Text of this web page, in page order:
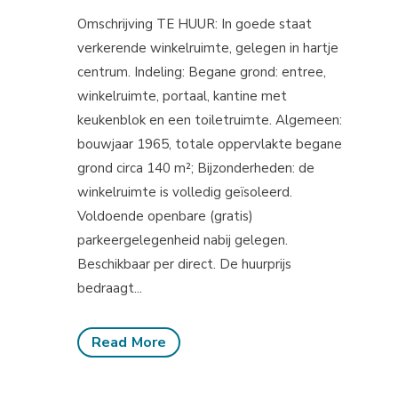
Omschrijving TE HUUR: In goede staat
verkerende winkelruimte, gelegen in hartje
centrum. Indeling: Begane grond: entree,
winkelruimte, portaal, kantine met
keukenblok en een toiletruimte. Algemeen:
bouwjaar 1965, totale oppervlakte begane
grond circa 140 m²; Bijzonderheden: de
winkelruimte is volledig geïsoleerd.
Voldoende openbare (gratis)
parkeergelegenheid nabij gelegen.
Beschikbaar per direct. De huurprijs
bedraagt...
Read More